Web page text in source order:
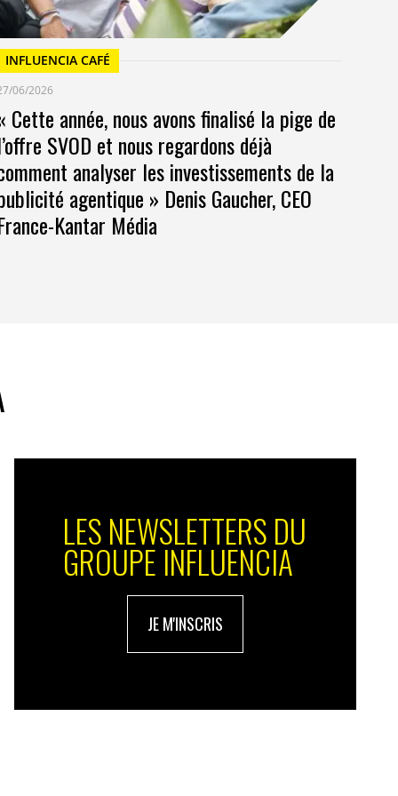
INFLUENCIA CAFÉ
06/2026
Cette année, nous avons finalisé la pige de
SVOD et nous regardons déjà
analyser les investissements de la
agentique » Denis Gaucher, CEO
Kantar Média
LES NEWSLETTERS DU
GROUPE INFLUENCIA
JE M'INSCRIS